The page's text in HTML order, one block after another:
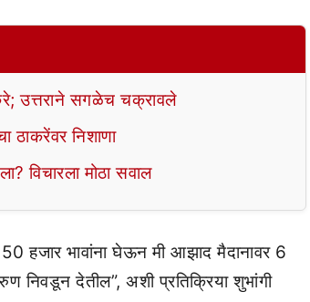
उत्तराने सगळेच चक्रावले
ठाकरेंवर निशाणा
विचारला मोठा सवाल
हजार भावांना घेऊन मी आझाद मैदानावर 6
निवडून देतील”, अशी प्रतिक्रिया शुभांगी